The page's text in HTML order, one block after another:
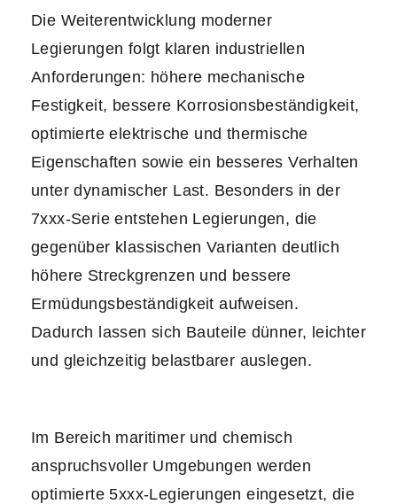
Die Weiterentwicklung moderner
Legierungen folgt klaren industriellen
Anforderungen: höhere mechanische
Festigkeit, bessere Korrosionsbeständigkeit,
optimierte elektrische und thermische
Eigenschaften sowie ein besseres Verhalten
unter dynamischer Last. Besonders in der
7xxx-Serie entstehen Legierungen, die
gegenüber klassischen Varianten deutlich
höhere Streckgrenzen und bessere
Ermüdungsbeständigkeit aufweisen.
Dadurch lassen sich Bauteile dünner, leichter
und gleichzeitig belastbarer auslegen.
Im Bereich maritimer und chemisch
anspruchsvoller Umgebungen werden
optimierte 5xxx-Legierungen eingesetzt, die